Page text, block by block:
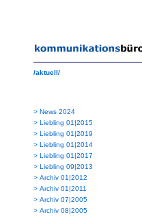
/aktuell/
> News 2024
> Liebling 01|2015
> Liebling 01|2019
> Liebling 01|2014
> Liebling 01|2017
> Liebling 09|2013
> Archiv 01|2012
> Archiv 01|2011
> Archiv 07|2005
> Archiv 08|2005